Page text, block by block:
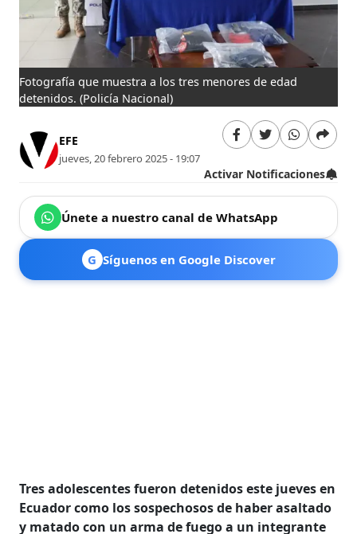
Fotografía que muestra a los tres menores de edad
detenidos. (Policía Nacional)
EFE
jueves, 20 febrero 2025 - 19:07
Activar Notificaciones
Únete a nuestro canal de WhatsApp
G Síguenos en Google Discover
Tres adolescentes fueron detenidos este jueves en
Ecuador como los sospechosos de haber asaltado
y matado con un arma de fuego a un integrante